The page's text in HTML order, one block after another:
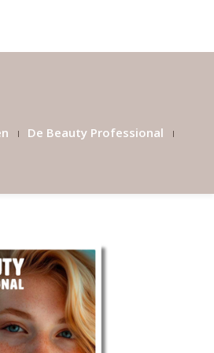
De Beauty Professional